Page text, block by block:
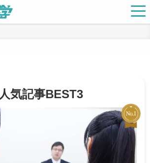
人気記事BEST3